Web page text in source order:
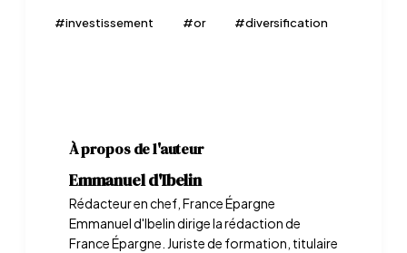
#investissement #or #diversification
À propos de l'auteur
Emmanuel d'Ibelin
Rédacteur en chef, France Épargne
Emmanuel d'Ibelin dirige la rédaction de
France Épargne. Juriste de formation, titulaire